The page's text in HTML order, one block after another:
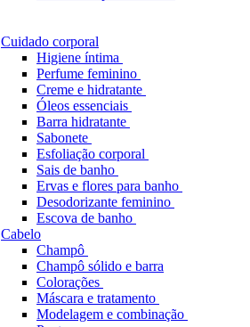
Cuidado corporal
Higiene íntima
Perfume feminino
Creme e hidratante
Óleos essenciais
Barra hidratante
Sabonete
Esfoliação corporal
Sais de banho
Ervas e flores para banho
Desodorizante feminino
Escova de banho
Cabelo
Champô
Champô sólido e barra
Colorações
Máscara e tratamento
Modelagem e combinação